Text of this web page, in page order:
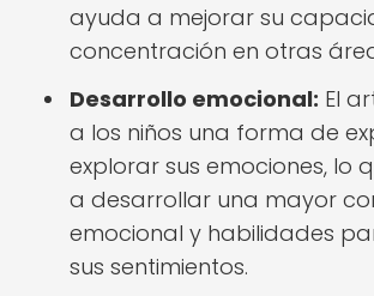
ayuda a mejorar su
concentración en otras
Desarrollo emocional: El
a los niños una forma de
explorar sus emociones, lo
a desarrollar una mayor
emocional y habilidades
sus sentimientos.